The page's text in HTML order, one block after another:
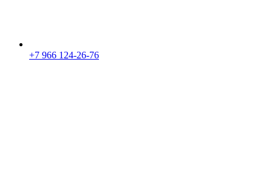
+7 966 124-26-76